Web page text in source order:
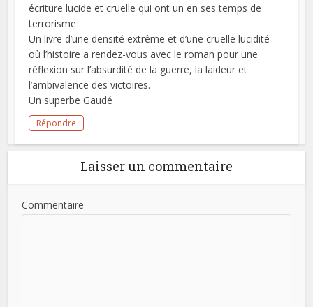
écriture lucide et cruelle qui ont un en ses temps de
terrorisme
Un livre d’une densité extrême et d’une cruelle lucidité
où l’histoire a rendez-vous avec le roman pour une
réflexion sur l’absurdité de la guerre, la laideur et
l’ambivalence des victoires.
Un superbe Gaudé
Répondre
Laisser un commentaire
Commentaire